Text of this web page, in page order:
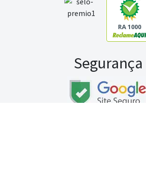
RA 1000
Segurança